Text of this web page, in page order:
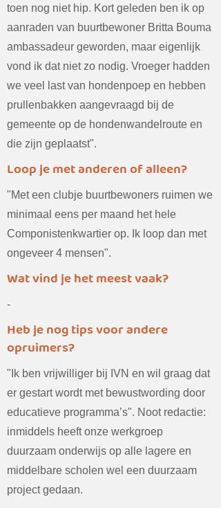
toen nog niet hip. Kort geleden ben ik op
aanraden van buurtbewoner Britta Bouma
ambassadeur geworden, maar eigenlijk
vond ik dat niet zo nodig. Vroeger hadden
we veel last van hondenpoep en hebben
prullenbakken aangevraagd bij de
gemeente op de hondenwandelroute en
die zijn geplaatst".
Loop je met anderen of alleen?
"Met een clubje buurtbewoners ruimen we
minimaal eens per maand het hele
Componistenkwartier op. Ik loop dan met
ongeveer 4 mensen".
Wat vind je het meest vaak?
-
Heb je nog tips voor andere
opruimers?
"Ik ben vrijwilliger bij IVN en wil graag dat
er gestart wordt met bewustwording door
educatieve programma’s". Noot redactie:
inmiddels heeft onze werkgroep
duurzaam onderwijs op alle lagere en
middelbare scholen wel een duurzaam
project gedaan.